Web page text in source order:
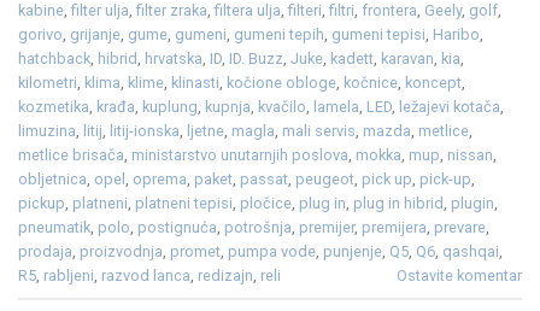
kabine,filter ulja,filter zraka,filtera ulja,filteri,filtri, frontera, Geely, golf,
gorivo, grijanje, gume, gumeni, gumeni tepih, gumeni tepisi, Haribo,
hatchback, hibrid, hrvatska, ID, ID. Buzz, Juke, kadett, karavan, kia,
kilometri, klima, klime, klinasti, kočione obloge, kočnice, koncept,
kozmetika, krađa, kuplung, kupnja, kvačilo, lamela, LED, ležajevi kotača,
limuzina, litij, litij-ionska, ljetne, magla, mali servis, mazda, metlice,
metlice brisača, ministarstvo unutarnjih poslova, mokka, mup, nissan,
obljetnica, opel , oprema, paket, passat, peugeot, pick up, pick-up,
pickup, platneni, platneni tepisi, pločice, plug in, plug in hibrid, plugin,
pneumatik, polo, postignuća, potrošnja, premijer, premijera, prevare,
prodaja, proizvodnja, promet, pumpa vode, punjenje, Q5, Q6, qashqai,
R5, rabljeni, razvod lanca, redizajn, reli Ostavite komentar